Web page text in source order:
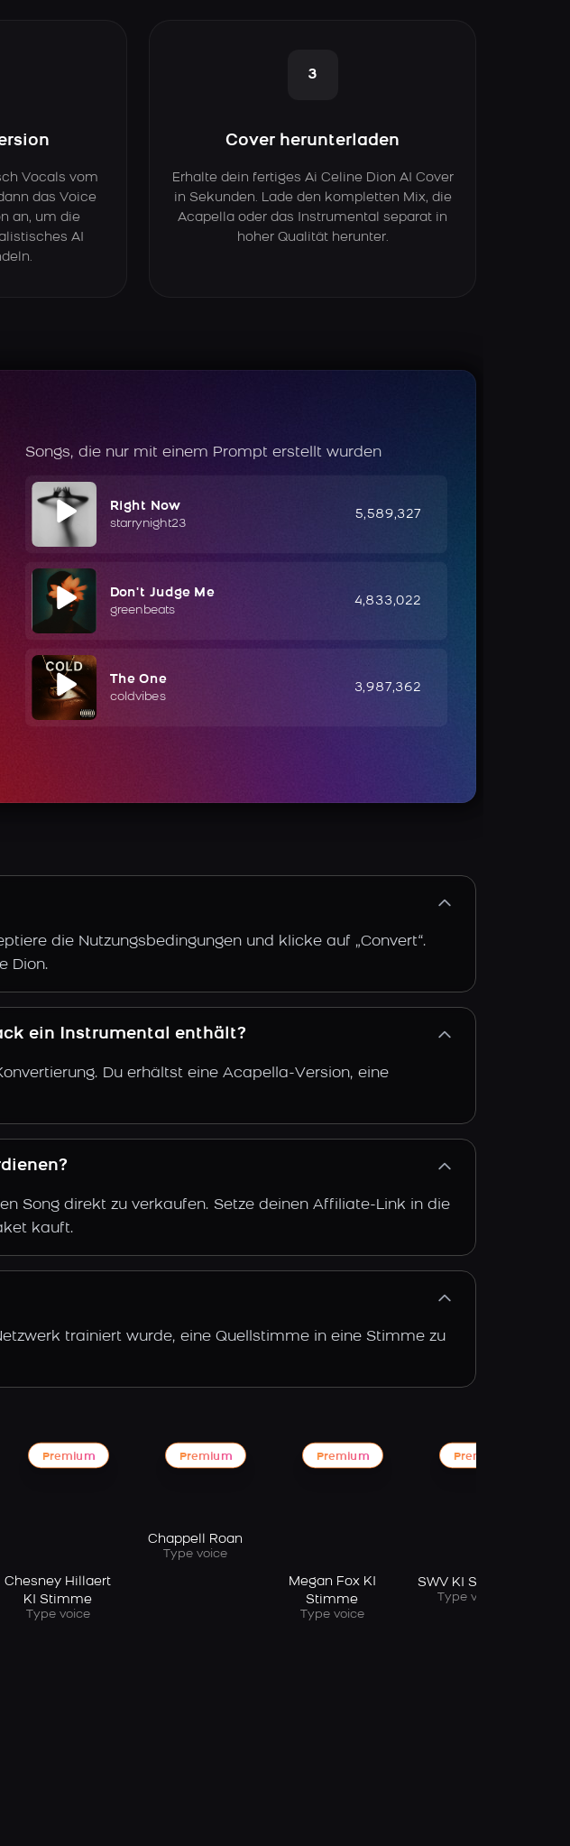
Vocals vom
das Voice
an, um die
AI
3
Cover herunterladen
Erhalte dein fertiges Ai Celine Dion AI Cover
in Sekunden. Lade den kompletten Mix, die
Acapella oder das Instrumental separat in
hoher Qualität herunter.
Songs, die nur mit einem Prompt erstellt wurden
Right Now
starrynight23
5,589,327
Don't Judge Me
greenbeats
4,833,022
The One
coldvibes
3,987,362
die Nutzungsbedingungen und klicke auf „Convert“.
Dion.
ein Instrumental enthält?
Du erhältst eine Acapella-Version, eine
Song direkt zu verkaufen. Setze deinen Affiliate-Link in die
kauft.
trainiert wurde, eine Quellstimme in eine Stimme zu
Premium
Chesney Hillaert
KI Stimme
Type voice
Premium
Chappell Roan
Type voice
Premium
Megan Fox KI
Stimme
Type voice
Premium
SWV KI Stimme
Type voice